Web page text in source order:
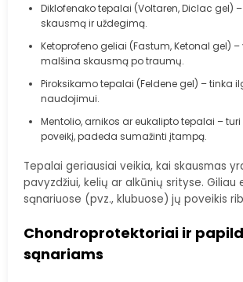
Diklofenako tepalai (Voltaren, Diclac gel)
skausmą ir uždegimą.
Ketoprofeno geliai (Fastum, Ketonal gel) –
malšina skausmą po traumų.
Piroksikamo tepalai (Feldene gel) – tinka
naudojimui.
Mentolio, arnikos ar eukalipto tepalai –
poveikį, padeda sumažinti įtampą.
Tepalai geriausiai veikia, kai skausmas
pavyzdžiui, kelių ar alkūnių srityse. Giliau
sąnariuose (pvz., klubuose) jų poveikis
Chondroprotektoriai ir
sąnariams